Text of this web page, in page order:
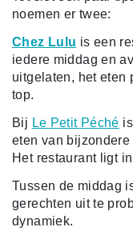
noemen er twee:
Chez Lulu is een
iedere middag en
uitgelaten, het eten
top.
Bij Le Petit Péché
eten van
Het restaurant ligt
Tussen de middag
gerechten uit te
dynamiek.